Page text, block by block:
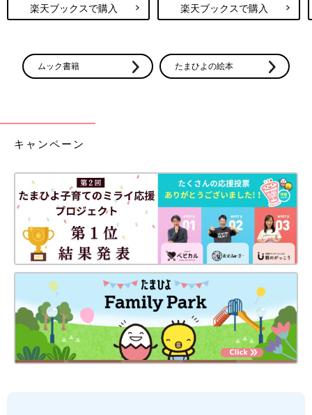
楽天ブックスで購入 楽天ブックスで購入
ムック書籍 たまひよの絵本
キャンペーン